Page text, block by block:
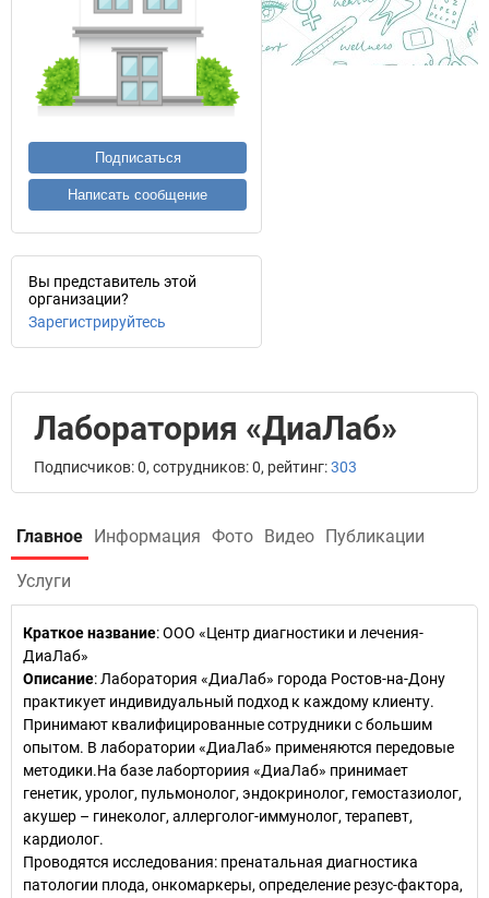
Подписаться
Написать сообщение
Вы представитель этой
организации?
Зарегистрируйтесь
Лаборатория «ДиаЛаб»
Подписчиков: 0, сотрудников: 0, рейтинг:303
Главное Информация Фото Видео Публикации
Услуги
Краткое название:ООО «Центр диагностики и лечения-
ДиаЛаб»
Описание: Лаборатория «ДиаЛаб» города Ростов-на-Дону
практикует индивидуальный подход к каждому клиенту.
Принимают квалифицированные сотрудники с большим
опытом. В лаборатории «ДиаЛаб» применяются передовые
методики.На базе лаборториия «ДиаЛаб» принимает
генетик, уролог, пульмонолог, эндокринолог, гемостазиолог,
акушер – гинеколог, аллерголог-иммунолог, терапевт,
кардиолог.
Проводятся исследования: пренатальная диагностика
патологии плода, онкомаркеры, определение резус-фактора,